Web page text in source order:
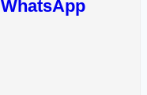
WhatsApp